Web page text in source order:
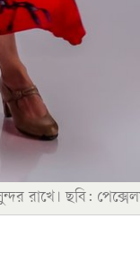
রাখে। ছবি: